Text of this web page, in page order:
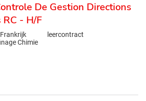
De Gestion Directions
- H/F
Frankrijk
leercontract
Chimie